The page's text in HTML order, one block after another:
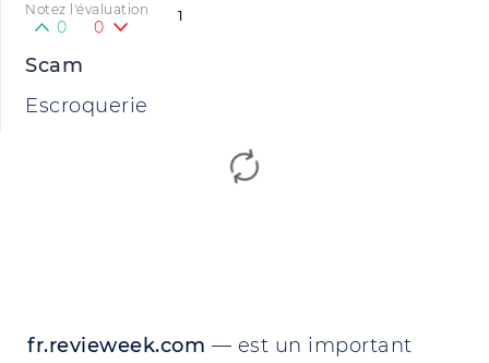
1
Notez l'évaluation
0 0
Scam
Escroquerie
fr.revieweek.com — est un important